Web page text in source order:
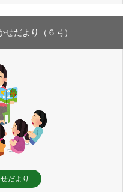
だより（６号）
だより